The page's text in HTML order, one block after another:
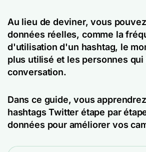
Au lieu de deviner, vous
données réelles, comme la
d'utilisation d'un hashtag, le
plus utilisé et les personnes qui
conversation.
Dans ce guide, vous
hashtags Twitter étape par
données pour améliorer vos